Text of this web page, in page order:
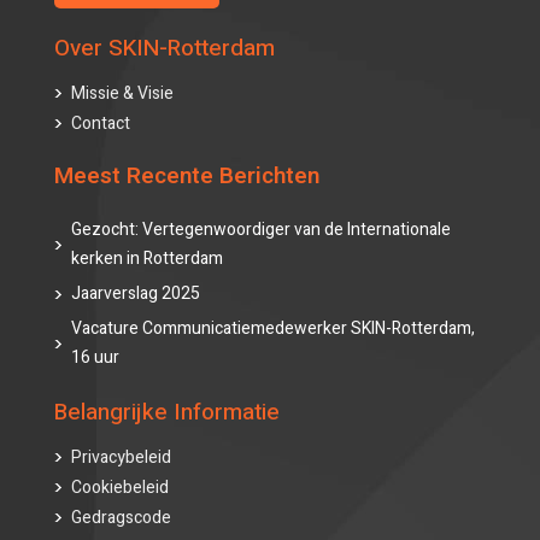
Over SKIN-Rotterdam
Missie & Visie
Contact
Meest Recente Berichten
Gezocht: Vertegenwoordiger van de Internationale
kerken in Rotterdam
Jaarverslag 2025
Vacature Communicatiemedewerker SKIN-Rotterdam,
16 uur
Belangrijke Informatie
Privacybeleid
Cookiebeleid
Gedragscode